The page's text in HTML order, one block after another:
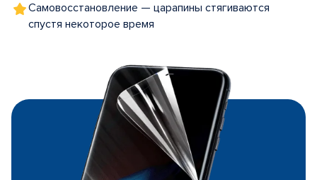
Самовосстановление — царапины стягиваются
спустя некоторое время